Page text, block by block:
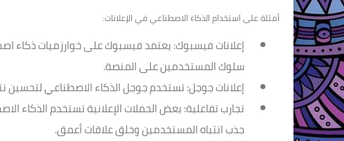
أمثلة على استخدام الذكاء الاصطناعي في الإعلانات:
إعلانات فيسبوك:يعتمد فيسبوك على خوارزميات ذكاء
سلوك المستخدمين على المنصة.
إعلانات جوجل:تستخدم جوجل الذكاء الاصطناعي لتحسين
تجارب تفاعلية:بعض الحملات الإعلانية تستخدم الذكاء
جذب انتباه المستخدمين وخلق علاقات أعمق.